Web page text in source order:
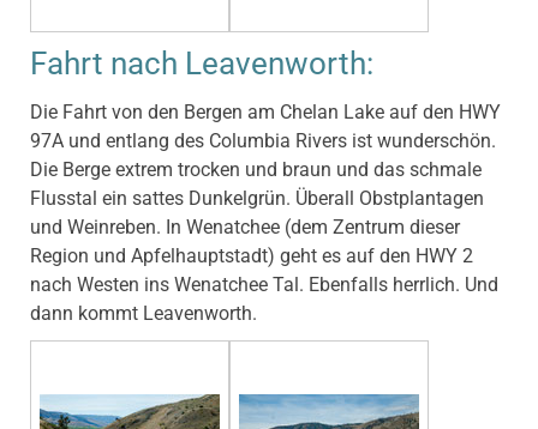
Fahrt nach Leavenworth:
Die Fahrt von den Bergen am Chelan Lake auf den HWY
97A und entlang des Columbia Rivers ist wunderschön.
Die Berge extrem trocken und braun und das schmale
Flusstal ein sattes Dunkelgrün. Überall Obstplantagen
und Weinreben. In Wenatchee (dem Zentrum dieser
Region und Apfelhauptstadt) geht es auf den HWY 2
nach Westen ins Wenatchee Tal. Ebenfalls herrlich. Und
dann kommt Leavenworth.